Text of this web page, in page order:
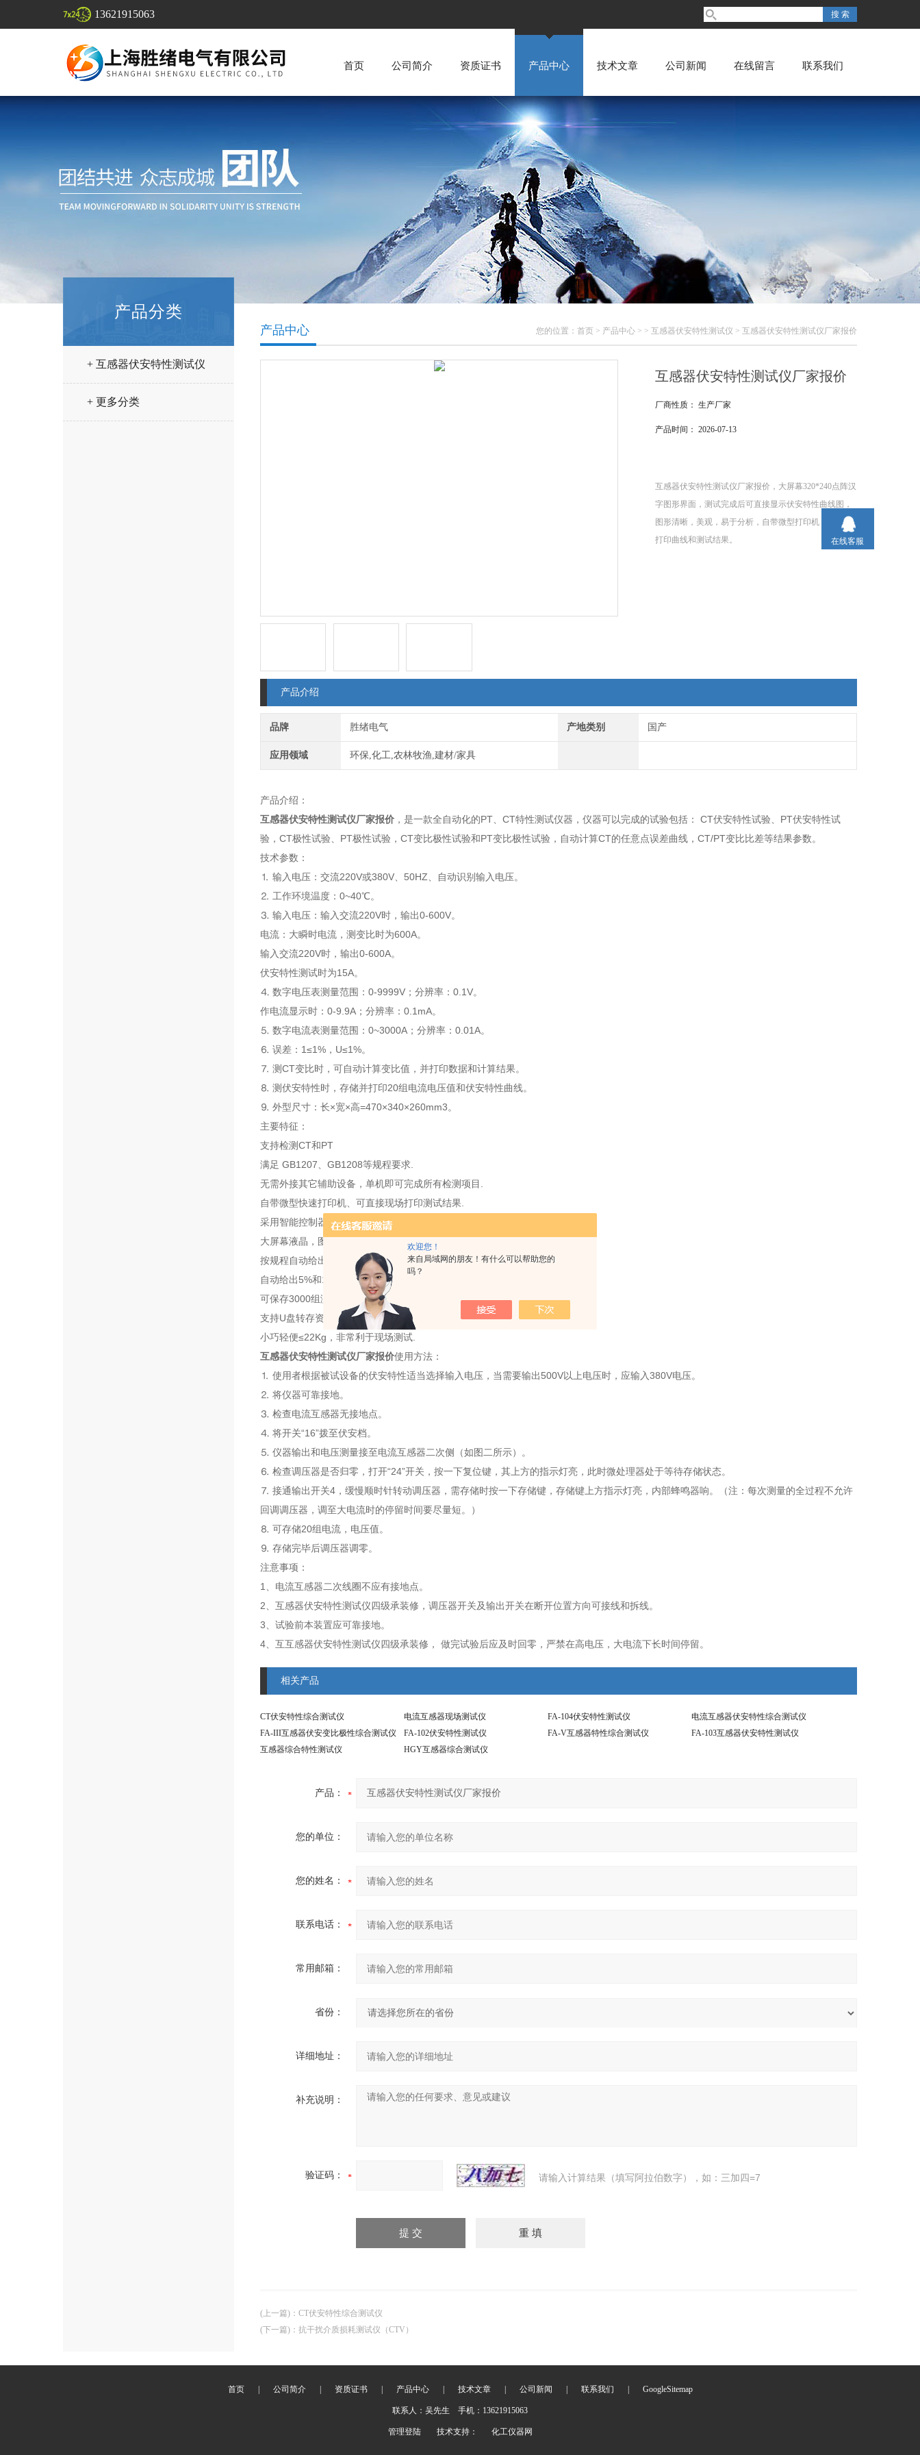
欢迎您！
来自局域网的朋友！有什么可以帮助您的
吗？
13621915063
首页 公司简介 资质证书 产品中心 技术文章 公司新闻 在线留言 联系我们
产品分类
+ 互感器伏安特性测试仪
+ 更多分类
您的位置： 首页 > 产品中心 > > 互感器伏安特性测试仪 > 互感器伏安特性测试仪厂家报价
产品中心
互感器伏安特性测试仪厂家报价
厂商性质： 生产厂家
产品时间： 2026-07-13
互感器伏安特性测试仪厂家报价，大屏幕320*240点阵汉
字图形界面，测试完成后可直接显示伏安特性曲线图，
图形清晰，美观，易于分析，自带微型打印机，可随时
打印曲线和测试结果。
产品介绍
品牌 胜绪电气 产地类别 国产
应用领域 环保,化工,农林牧渔,建材/家具
产品介绍：
互感器伏安特性测试仪厂家报价 ，是一款全自动化的PT、CT特性测试仪器，仪器可以完成的试验包括： CT伏安特性试验、PT伏安特性试
验，CT极性试验、PT极性试验，CT变比极性试验和PT变比极性试验，自动计算CT的任意点误差曲线，CT/PT变比比差等结果参数。
技术参数：
⒈ 输入电压：交流220V或380V、50HZ、自动识别输入电压。
⒉ 工作环境温度：0~40℃。
⒊ 输入电压：输入交流220V时，输出0-600V。
电流：大瞬时电流，测变比时为600A。
输入交流220V时，输出0-600A。
伏安特性测试时为15A。
⒋ 数字电压表测量范围：0-9999V；分辨率：0.1V。
作电流显示时：0-9.9A；分辨率：0.1mA。
⒌ 数字电流表测量范围：0~3000A；分辨率：0.01A。
⒍ 误差：1≤1%，U≤1%。
⒎ 测CT变比时，可自动计算变比值，并打印数据和计算结果。
⒏ 测伏安特性时，存储并打印20组电流电压值和伏安特性曲线。
⒐ 外型尺寸：长×宽×高=470×340×260mm3。
主要特征：
支持检测CT和PT
满足 GB1207、GB1208等规程要求.
无需外接其它辅助设备，单机即可完成所有检测项目.
自带微型快速打印机、可直接现场打印测试结果.
采用智能控制器，操作简单.
大屏幕液晶，图形化显示接口.
按规程自动给出CT/PT（励磁）拐点值.
自动给出5%和10%误差曲线.
可保存3000组测试资料，掉电后不丢失.
支持U盘转存资料，可以通过标准的PC进行读取，并生成检测报告.
小巧轻便≤22Kg，非常利于现场测试.
互感器伏安特性测试仪厂家报价使用方法：
⒈ 使用者根据被试设备的伏安特性适当选择输入电压，当需要输出500V以上电压时，应输入380V电压。
⒉ 将仪器可靠接地。
⒊ 检查电流互感器无接地点。
⒋ 将开关“16”拨至伏安档。
⒌ 仪器输出和电压测量接至电流互感器二次侧（如图二所示）。
⒍ 检查调压器是否归零，打开“24”开关，按一下复位键，其上方的指示灯亮，此时微处理器处于等待存储状态。
⒎ 接通输出开关4，缓慢顺时针转动调压器，需存储时按一下存储键，存储键上方指示灯亮，内部蜂鸣器响。（注：每次测量的全过程不允许
回调调压器，调至大电流时的停留时间要尽量短。）
⒏ 可存储20组电流，电压值。
⒐ 存储完毕后调压器调零。
注意事项：
1、电流互感器二次线圈不应有接地点。
2、互感器伏安特性测试仪四级承装修，调压器开关及输出开关在断开位置方向可接线和拆线。
3、试验前本装置应可靠接地。
4、互互感器伏安特性测试仪四级承装修， 做完试验后应及时回零，严禁在高电压，大电流下长时间停留。
相关产品
CT伏安特性综合测试仪 电流互感器现场测试仪 FA-104伏安特性测试仪
电流互感器伏安特性综合测试仪
FA-III互感器伏安变比极性综合测试仪
FA-102伏安特性测试仪 FA-V互感器特性综合测试仪
FA-103互感器伏安特性测试仪
互感器综合特性测试仪
HGY互感器综合测试仪
产品：
您的单位：
您的姓名：
联系电话：
常用邮箱：
省份：
详细地址：
补充说明：
验证码： 请输入计算结果（填写阿拉伯数字），如：三加四=7
(上一篇) ： CT伏安特性综合测试仪
(下一篇) ： 抗干扰介质损耗测试仪（CTV）
首页 公司简介 资质证书 产品中心 技术文章 公司新闻 联系我们 GoogleSitemap
联系人：吴先生 手机：13621915063
管理登陆 技术支持： 化工仪器网
在线客服